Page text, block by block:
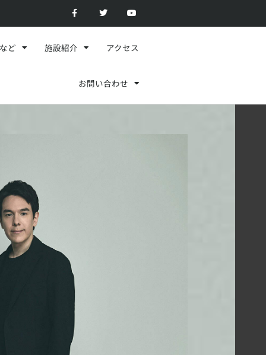
a
c
e
o
o
w
t
e
o
t
b
e
ど 施設紹介 アクセス
お問い合わせ